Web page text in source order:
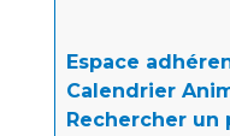
Espace
Calendrier
Rechercher un